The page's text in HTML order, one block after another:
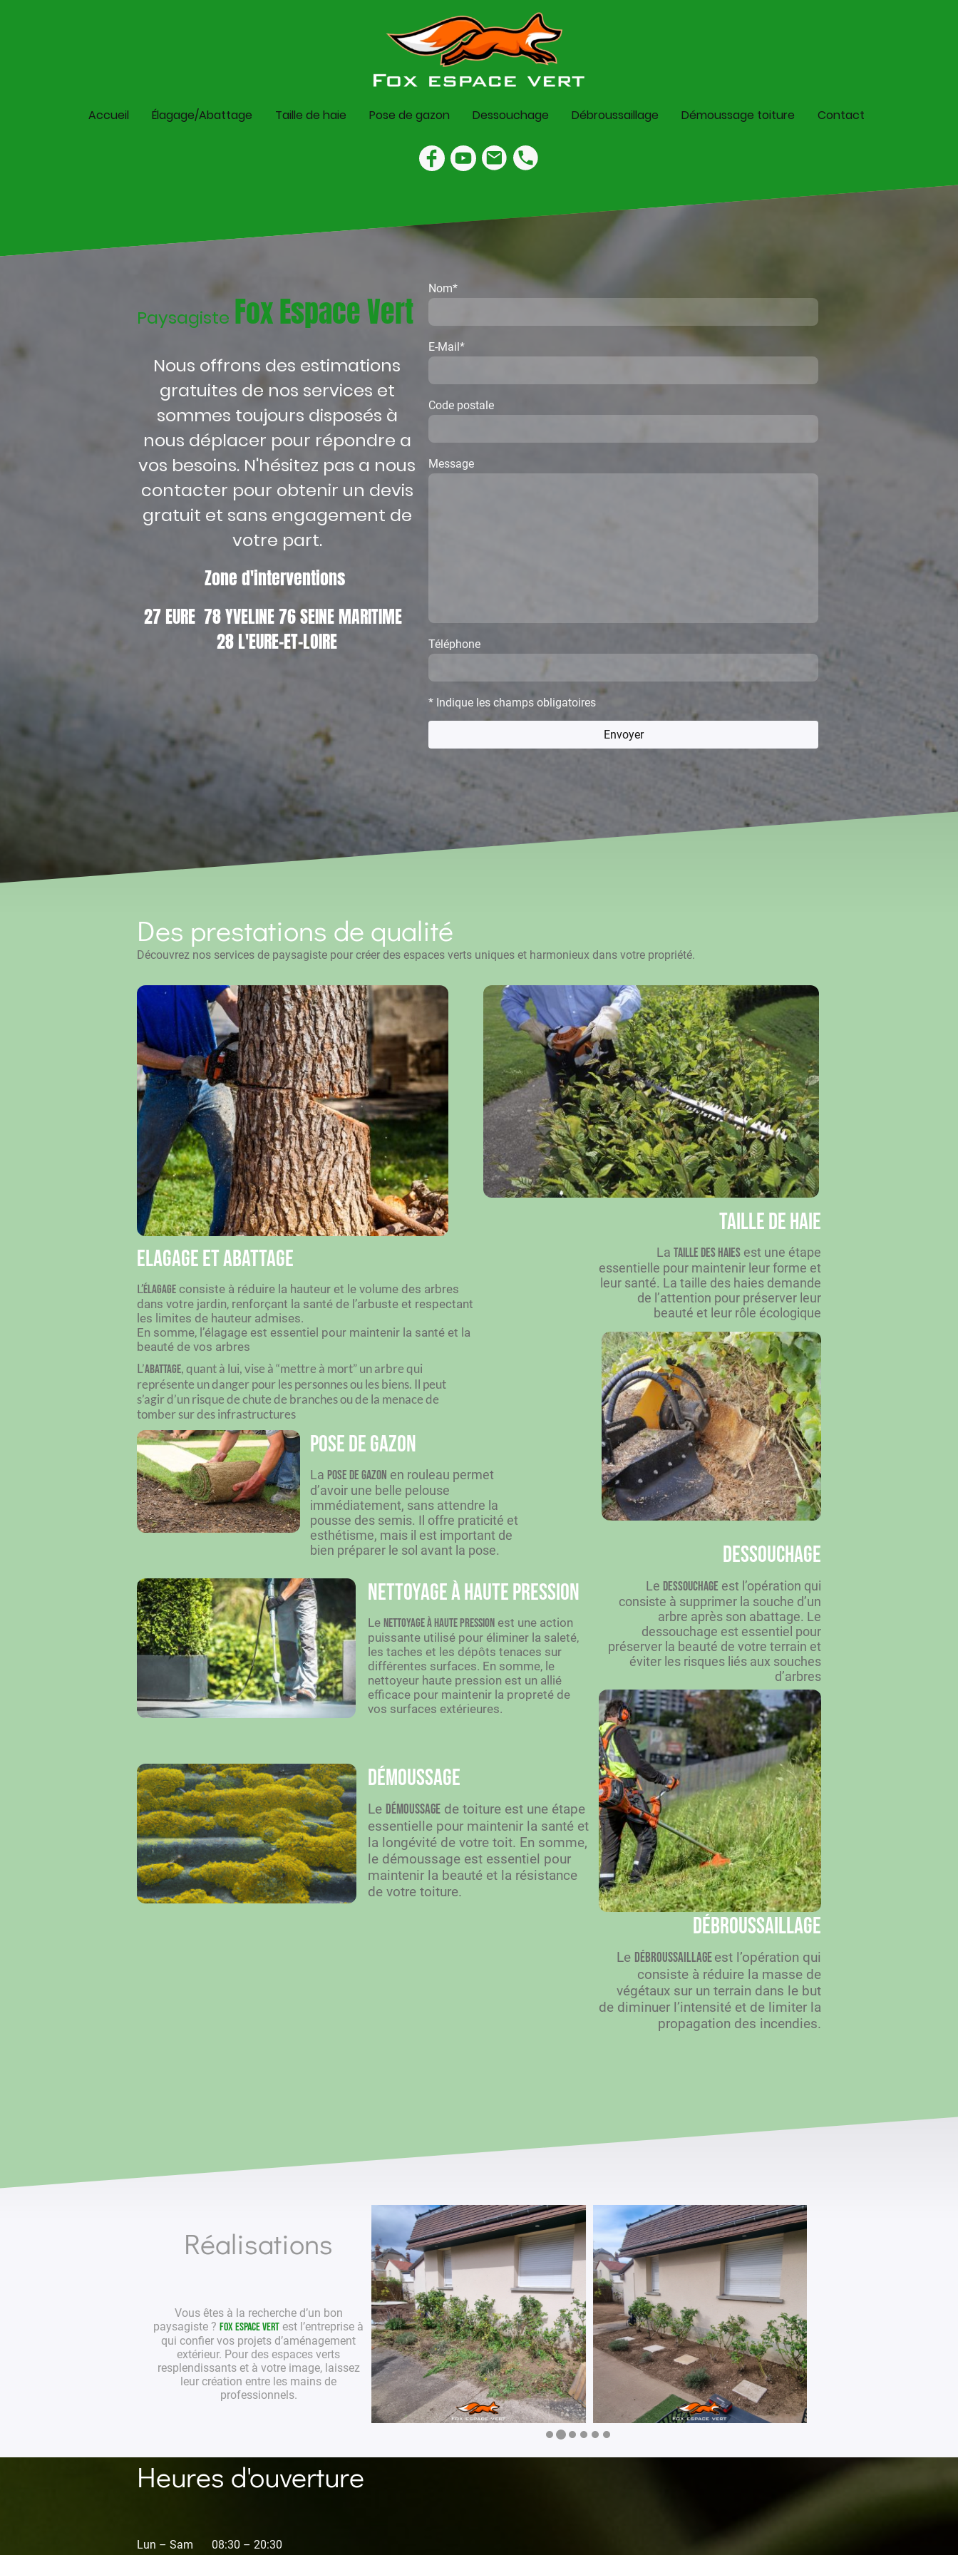
Accueil Élagage/Abattage Taille de haie Pose de gazon Dessouchage Débroussaillage Démoussage toiture Contact
Nous offrons des estimations
gratuites de nos services et
sommes toujours disposés à
nous déplacer pour répondre a
vos besoins. N'hésitez pas a nous
contacter pour obtenir un devis
gratuit et sans engagement de
votre part.
Zone d'interventions
27 EURE 78 YVELINE 76 SEINE MARITIME
28 L'EURE-ET-LOIRE
Nom*
E-Mail *
Code postale
Message
Téléphone
* Indique les champs obligatoires
Envoyer
Paysagiste Fox Espace Vert
Des prestations de qualité
Découvrez nos services de paysagiste pour créer des espaces verts uniques et harmonieux dans votre propriété.
Elagage et abattage
L’élagage consiste à réduire la hauteur et le volume des arbres
dans votre jardin, renforçant la santé de l’arbuste et respectant
les limites de hauteur admises.
En somme, l’élagage est essentiel pour maintenir la santé et la
beauté de vos arbres
L’abattage, quant à lui, vise à “mettre à mort” un arbre qui
représente un danger pour les personnes ou les biens. Il peut
s’agir d’un risque de chute de branches ou de la menace de
tomber sur des infrastructures
Taille de haie
La taille des haies est une étape
essentielle pour maintenir leur forme et
leur santé. La taille des haies demande
de l’attention pour préserver leur
beauté et leur rôle écologique
Pose de gazon
La pose de gazon en rouleau permet
d’avoir une belle pelouse
immédiatement, sans attendre la
pousse des semis. Il offre praticité et
esthétisme, mais il est important de
bien préparer le sol avant la pose.
Nettoyage à haute pression
Le nettoyage à haute pression est une action
puissante utilisé pour éliminer la saleté,
les taches et les dépôts tenaces sur
différentes surfaces. En somme, le
nettoyeur haute pression est un allié
efficace pour maintenir la propreté de
vos surfaces extérieures.
Dessouchage
Le dessouchage est l’opération qui
consiste à supprimer la souche d’un
arbre après son abattage. Le
dessouchage est essentiel pour
préserver la beauté de votre terrain et
éviter les risques liés aux souches
d’arbres
Démoussage
Le démoussage de toiture est une étape
essentielle pour maintenir la santé et
la longévité de votre toit. En somme,
le démoussage est essentiel pour
maintenir la beauté et la résistance
de votre toiture.
Le débroussaillageest l’opération qui
consiste à réduire la masse de
végétaux sur un terrain dans le but
de diminuer l’intensité et de limiter la
propagation des incendies.
Débroussaillage
Réalisations
Vous êtes à la recherche d’un bon
paysagiste ?Fox Espace Vert est l’entreprise à
qui confier vos projets d’aménagement
extérieur. Pour desespaces verts
resplendissants et à votre image, laissez
leur création entre les mains de
professionnels.
Heures d'ouverture
Lun – Sam 08:30 – 20:30